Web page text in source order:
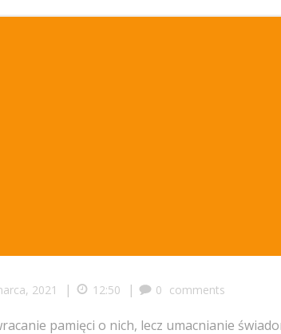
2021 | 12:50 | 0 comments
pamięci o nich, lecz umacnianie